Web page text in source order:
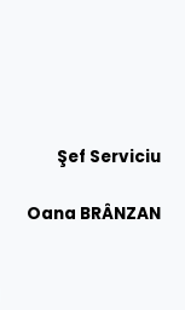
Şef Serviciu
Oana BRÂNZAN